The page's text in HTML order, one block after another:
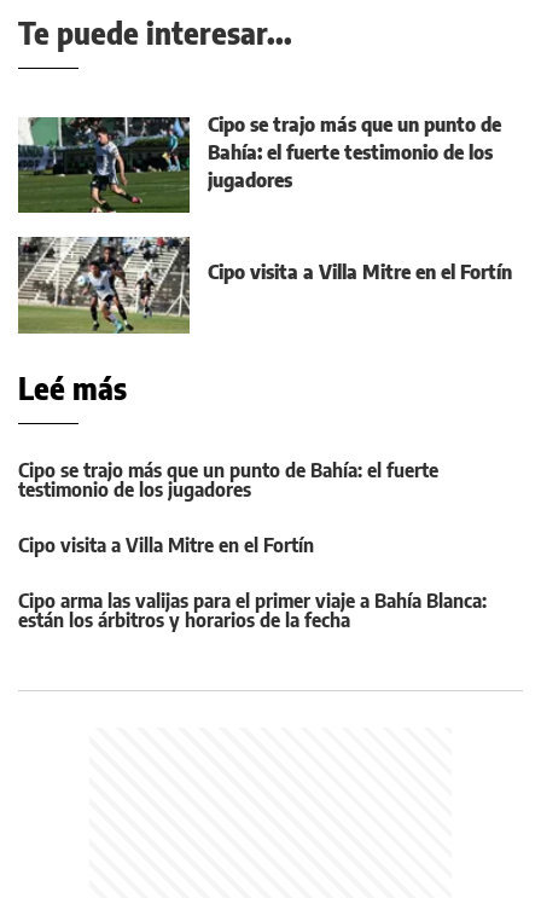
Te puede interesar...
Cipo se trajo más que un punto de
Bahía: el fuerte testimonio de los
jugadores
Cipo visita a Villa Mitre en el Fortín
Leé más
Cipo se trajo más que un punto de Bahía: el fuerte
testimonio de los jugadores
Cipo visita a Villa Mitre en el Fortín
Cipo arma las valijas para el primer viaje a Bahía Blanca:
están los árbitros y horarios de la fecha